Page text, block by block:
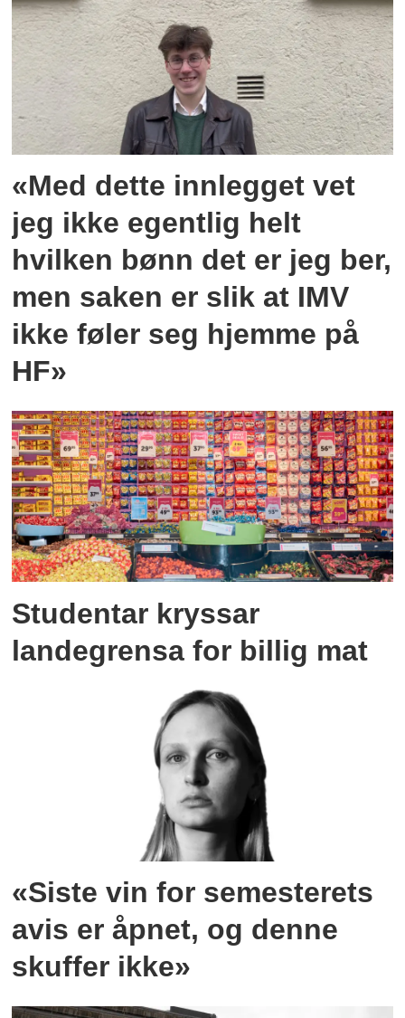
«Med dette innlegget vet
jeg ikke egentlig helt
hvilken bønn det er jeg ber,
men saken er slik at IMV
ikke føler seg hjemme på
HF»
Studentar kryssar
landegrensa for billig mat
«Siste vin for semesterets
avis er åpnet, og denne
skuffer ikke»